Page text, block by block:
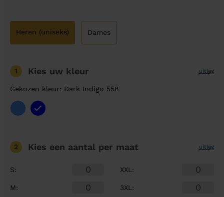
Heren (uniseks) Dames
1 Kies uw kleur uitleg
Gekozen kleur: Dark Indigo 558
2 Kies een aantal per maat uitleg
S:
M:
XXL :
3XL :